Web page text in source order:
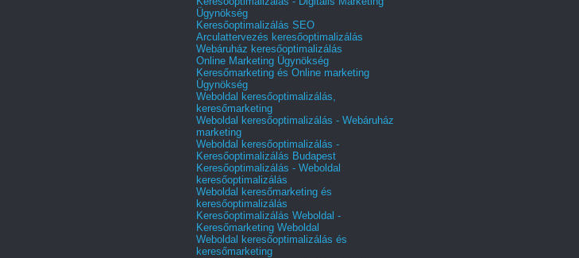
Ügynökség
Keresőoptimalizálás SEO
Arculattervezés keresőoptimalizálás
Webáruház keresőoptimalizálás
Online Marketing Ügynökség
Keresőmarketing és Online marketing
Ügynökség
Weboldal keresőoptimalizálás,
keresőmarketing
Weboldal keresőoptimalizálás - Webáruház
marketing
Weboldal keresőoptimalizálás -
Keresőoptimalizálás Budapest
Keresőoptimalizálás - Weboldal
keresőoptimalizálás
Weboldal keresőmarketing és
keresőoptimalizálás
Keresőoptimalizálás Weboldal -
Keresőmarketing Weboldal
Weboldal keresőoptimalizálás és
keresőmarketing